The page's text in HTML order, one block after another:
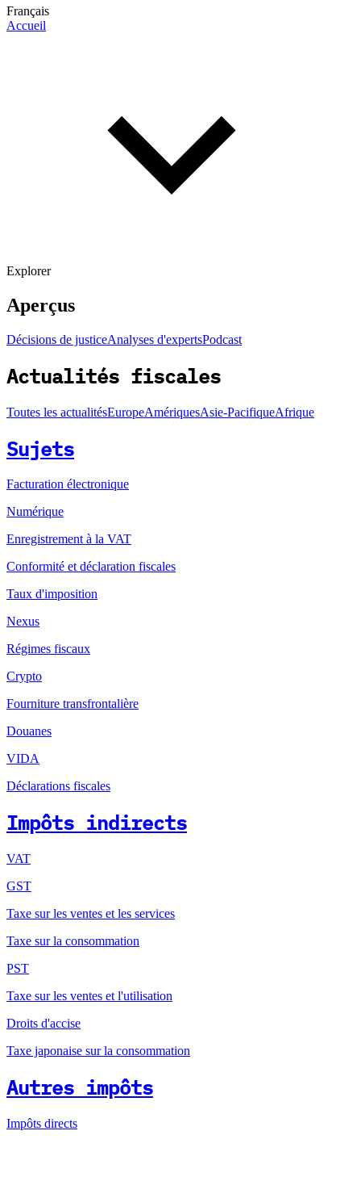
Français
Accueil
Explorer
Aperçus
Décisions de justiceAnalyses d'expertsPodcast
Actualités fiscales
Toutes les actualitésEuropeAmériquesAsie-PacifiqueAfrique
Sujets
Facturation électronique
Numérique
Enregistrement à la VAT
Conformité et déclaration fiscales
Taux d'imposition
Nexus
Régimes fiscaux
Crypto
Fourniture transfrontalière
Douanes
VIDA
Déclarations fiscales
Impôts indirects
VAT
GST
Taxe sur les ventes et les services
Taxe sur la consommation
PST
Taxe sur les ventes et l'utilisation
Droits d'accise
Taxe japonaise sur la consommation
Autres impôts
Impôts directs